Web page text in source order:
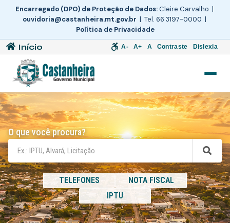
Encarregado (DPO) de Proteção de Dados:Cleire Carvalho |
ouvidoria@castanheira.mt.gov.br | Tel. 66 3197-0000 |
Política de Privacidade
Início A- A+ A Contraste Dislexia
O que você procura?
TELEFONES
NOTA FISCAL
IPTU